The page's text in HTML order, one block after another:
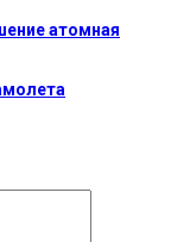
атомная